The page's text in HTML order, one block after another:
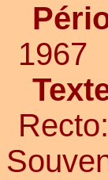
1967
Recto: